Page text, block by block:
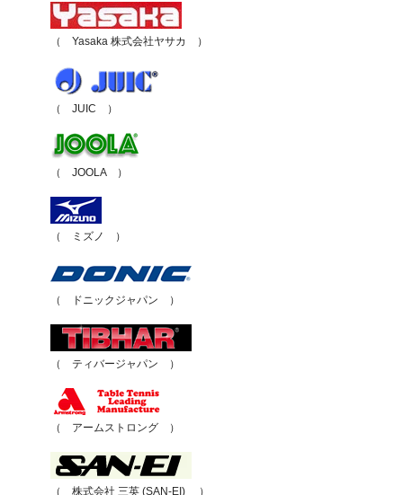
（ Yasaka 株式会社ヤサカ ）
（ JUIC ）
（ JOOLA ）
（ ミズノ ）
（ ドニックジャパン ）
（ ティバージャパン ）
（ アームストロング ）
（ 株式会社 三英 (SAN-EI) ）